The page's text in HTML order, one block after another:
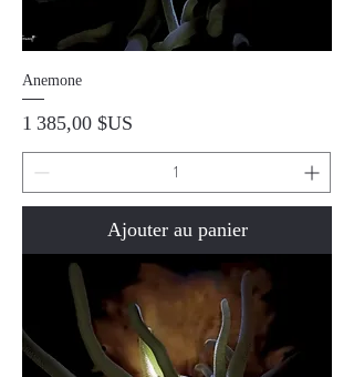
Anemone
Prix
1 385,00 $US
Ajouter au panier